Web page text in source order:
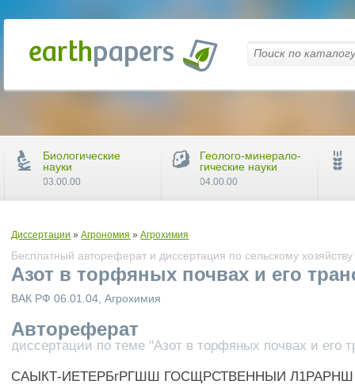
Диссертации »Агрономия »Агрохимия
Бесплатный автореферат и диссертация по сельскому
Азот в торфяных почвах и его
ВАК РФ 06.01.04, Агрохимия
Автореферат
диссертации по теме "Азот в торфяных почвах и его
САЫКТ-ИЕТЕРБгРГШШ ГОСЩРСТВЕННЫИ
Биологические
науки
03.00.00
Геолого-минерало-
гические науки
04.00.00